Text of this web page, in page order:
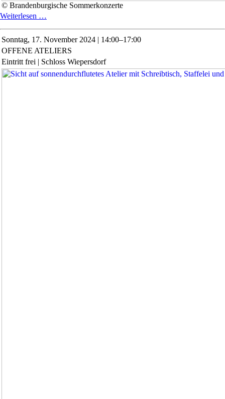
© Brandenburgische Sommerkonzerte
Weiterlesen …
Sonntag, 17. November 2024 | 14:00–17:00
OFFENE ATELIERS
Eintritt frei | Schloss Wiepersdorf